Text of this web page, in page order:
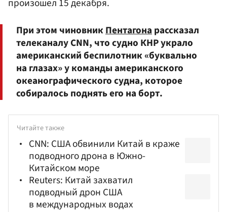
При этом чиновникПентагонарассказал
телеканалу CNN, что судно КНР украло
американский беспилотник «буквально
на глазах» у команды американского
океанографического судна, которое
собиралось поднять его на борт.
Читайте также
CNN: США обвинили Китай в краже
подводного дрона в Южно-
Китайском море
Reuters: Китай захватил
подводный дрон США
в международных водах